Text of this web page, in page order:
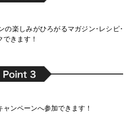
の楽しみがひろがるマガジン･レシピ･
きます！
ンペーンへ参加できます！